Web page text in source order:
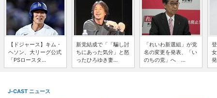
【ドジャース】キム・
ヘソン、大リーグ公式
「PSロースタ...
新党結成で「「騙し討
ちにあった気分」と怒
ったひろゆき妻...
「れいわ新選組」が党
名の変更を発表、「い
のちの党」へ ...
J-CAST ニュース